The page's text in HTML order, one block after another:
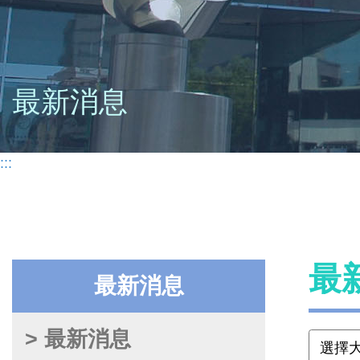
最新消息
:::
最新消息
> 最新消息
最